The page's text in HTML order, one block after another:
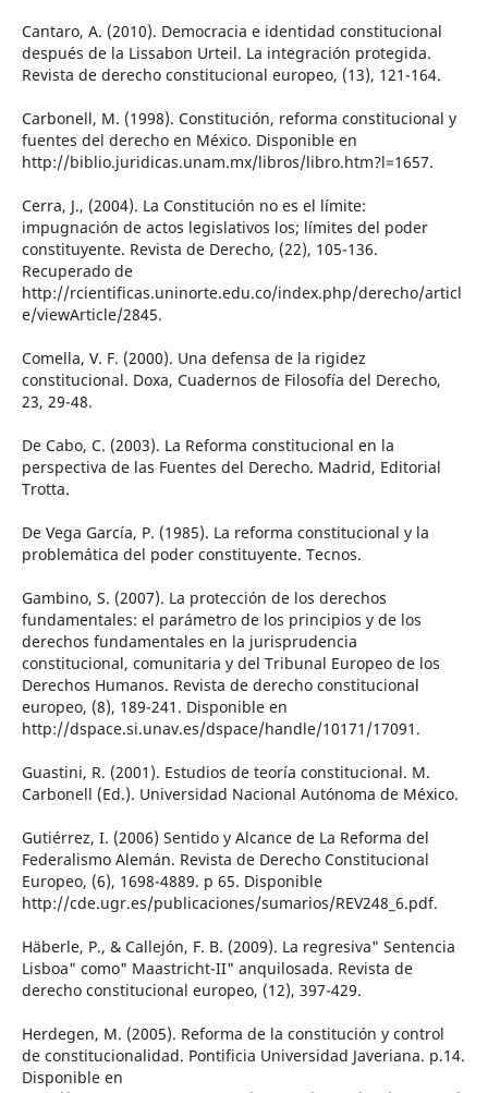
Cantaro, A. (2010). Democracia e identidad constitucional
después de la Lissabon Urteil. La integración protegida.
Revista de derecho constitucional europeo, (13), 121-164.
Carbonell, M. (1998). Constitución, reforma constitucional y
fuentes del derecho en México. Disponible en
http://biblio.juridicas.unam.mx/libros/libro.htm?l=1657.
Cerra, J., (2004). La Constitución no es el límite:
impugnación de actos legislativos los; límites del poder
constituyente. Revista de Derecho, (22), 105-136.
Recuperado de
http://rcientificas.uninorte.edu.co/index.php/derecho/articl
e/viewArticle/2845.
Comella, V. F. (2000). Una defensa de la rigidez
constitucional. Doxa, Cuadernos de Filosofía del Derecho,
23, 29-48.
De Cabo, C. (2003). La Reforma constitucional en la
perspectiva de las Fuentes del Derecho. Madrid, Editorial
Trotta.
De Vega García, P. (1985). La reforma constitucional y la
problemática del poder constituyente. Tecnos.
Gambino, S. (2007). La protección de los derechos
fundamentales: el parámetro de los principios y de los
derechos fundamentales en la jurisprudencia
constitucional, comunitaria y del Tribunal Europeo de los
Derechos Humanos. Revista de derecho constitucional
europeo, (8), 189-241. Disponible en
http://dspace.si.unav.es/dspace/handle/10171/17091.
Guastini, R. (2001). Estudios de teoría constitucional. M.
Carbonell (Ed.). Universidad Nacional Autónoma de México.
Gutiérrez, I. (2006) Sentido y Alcance de La Reforma del
Federalismo Alemán. Revista de Derecho Constitucional
Europeo, (6), 1698-4889. p 65. Disponible
http://cde.ugr.es/publicaciones/sumarios/REV248_6.pdf.
Häberle, P., & Callejón, F. B. (2009). La regresiva" Sentencia
Lisboa" como" Maastricht-II" anquilosada. Revista de
derecho constitucional europeo, (12), 397-429.
Herdegen, M. (2005). Reforma de la constitución y control
de constitucionalidad. Pontificia Universidad Javeriana. p.14.
Disponible en